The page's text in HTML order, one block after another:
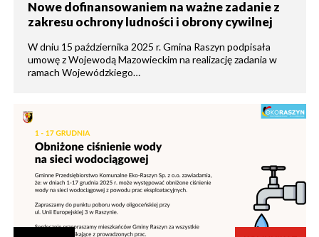
Nowe dofinansowaniem na ważne zadanie z
zakresu ochrony ludności i obrony cywilnej
W dniu 15 października 2025 r. Gmina Raszyn podpisała
umowę z Wojewodą Mazowieckim na realizację zadania w
ramach Wojewódzkiego…